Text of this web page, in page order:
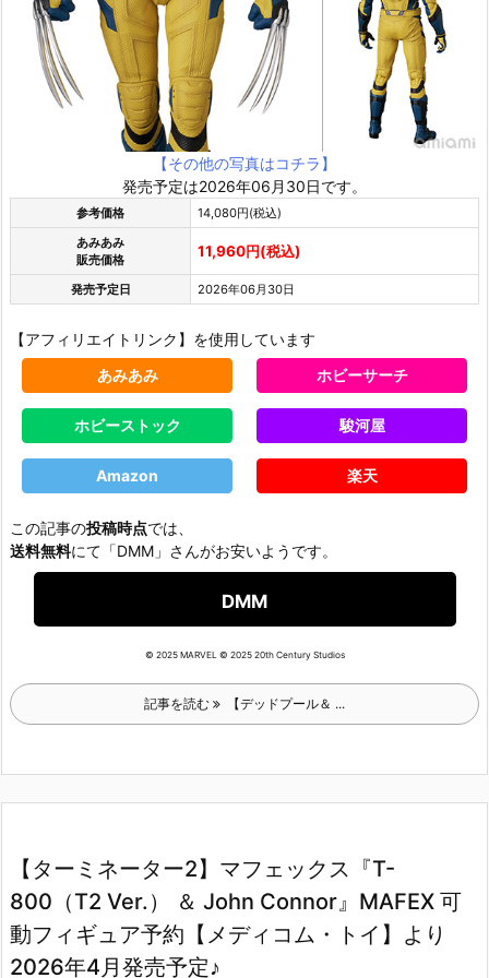
【その他の写真はコチラ】
発売予定は2026年06月30日です。
参考価格
14,080円(税込)
あみあみ
販売価格
11,960円(税込)
発売予定日 2026年06月30日
【アフィリエイトリンク】を使用しています
あみあみ
ホビーサーチ
ホビーストック 駿河屋
Amazon 楽天
この記事の投稿時点では、
送料無料にて「DMM」さんがお安いようです。
DMM
© 2025 MARVEL © 2025 20th Century Studios
記事を読む 【デッドプール＆ ...
【ターミネーター2】マフェックス『T-
800（T2 Ver.） ＆ John Connor』MAFEX 可
動フィギュア予約【メディコム・トイ】より
2026年4月発売予定♪